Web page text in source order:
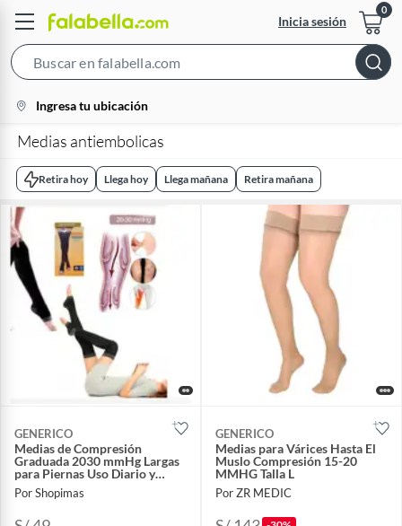
Inicia sesión
Bar
location-
icon
Ingresa tu ubicación
Medias antiembolicas
Retira hoy Llega hoy Llega mañana Retira mañana
GENERICO
Medias de Compresión
Graduada 2030 mmHg Largas
para Piernas Uso Diario y
Deportivo
Por Shopimas
GENERICO
Medias para Várices Hasta El
Muslo Compresión 15-20
MMHG Talla L
Por ZR MEDIC